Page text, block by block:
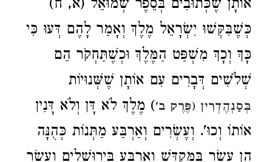
אוֹתָן שֶׁכְּתוּבִים בְּסֵפֶר שְׁמוּאֵל (א, ח)
כְּשֶׁבִּקְּשׁוּ יִשְׂרָאֵל מֶלֶךְ וְאָמַר לָהֶם דְּעוּ כִּי
כָּךְ וְכָךְ מִשְׁפַּט הַמֶּלֶךְ וּכְשֶׁתַּחְקֹר הֵם
שְׁלֹשִׁים דְּבָרִים עִם אוֹתָן שֶׁשְּׁנוּיוֹת
בְּסַנְהֶדְרִין (פֶּרֶק ב') מֶלֶךְ לֹא דָּן וְלֹא דָּנִין
אוֹתוֹ וְכוּ'. וְעֶשְׂרִים וְאַרְבַּע מַתְּנוֹת כְּהֻנָּה